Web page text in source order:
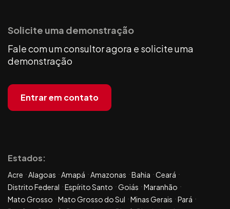
Solicite uma demonstração
Fale com um consultor agora e solicite uma
demonstração
Entrar em contato
Estados:
Acre Alagoas Amapá Amazonas Bahia
Ceará
Distrito Federal
Espírito Santo Goiás
Maranhão
Mato Grosso
Mato Grosso do Sul Minas Gerais
Pará